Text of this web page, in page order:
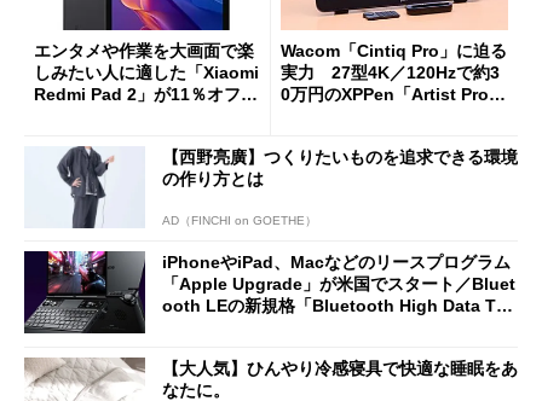
エンタメや作業を大画面で楽
しみたい人に適した「Xiaomi
Redmi Pad 2」が11％オフの
Wacom「Cintiq Pro」に迫る
実力 27型4K／120Hzで約3
0万円のXPPen「Artist Pro 2
【西野亮廣】つくりたいものを追求できる環境
の作り方とは
AD（FINCHI on GOETHE）
iPhoneやiPad、Macなどのリースプログラム
「Apple Upgrade」が米国でスタート／Bluet
ooth LEの新規格「Bluetooth High Data Thr
【大人気】ひんやり冷感寝具で快適な睡眠をあ
なたに。